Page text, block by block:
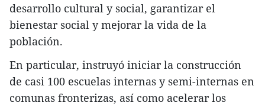
desarrollo cultural y social, garantizar el
bienestar social y mejorar la vida de la
población.
En particular, instruyó iniciar la construcción
de casi 100 escuelas internas y semi-internas en
comunas fronterizas, así como acelerar los